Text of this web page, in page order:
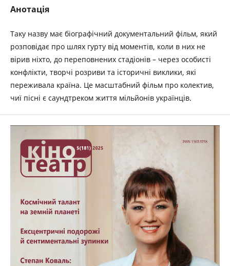
Анотація
Таку назву має біографічний документальний фільм, який
розповідає про шлях гурту від моментів, коли в них не
вірив ніхто, до переповнених стадіонів – через особисті
конфлікти, творчі розриви та історичні виклики, які
переживала країна. Це масштабний фільм про колектив,
чиї пісні є саундтреком життя мільйонів українців.